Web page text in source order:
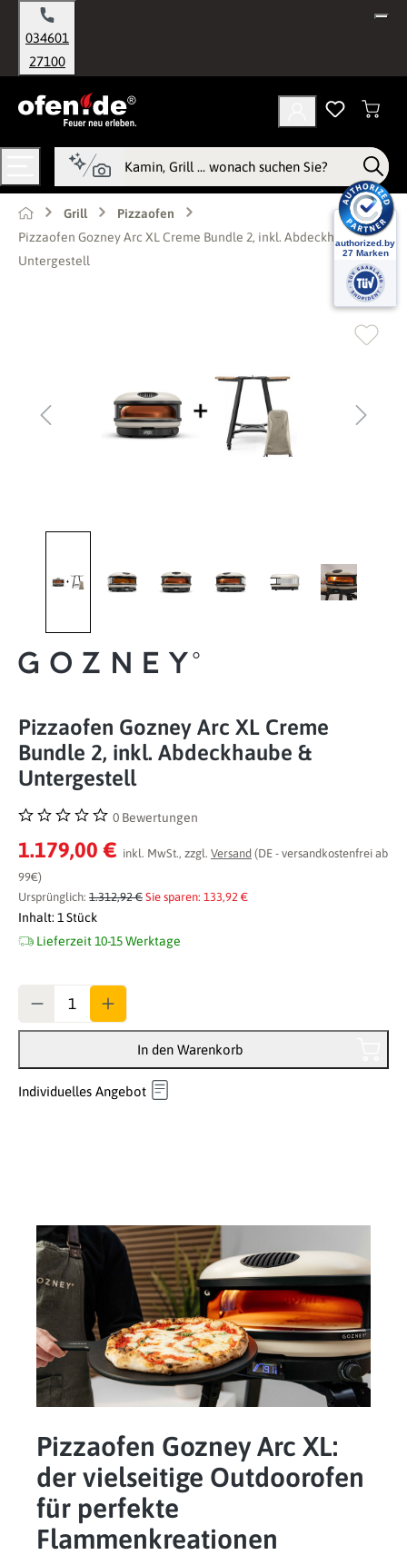
springen
034601
27100
Grill
Pizzaofen
Pizzaofen Gozney Arc XL Creme Bundle 2, inkl. Abdeckhaube &
Untergestell
Pizzaofen Gozney Arc XL Creme
Bundle 2, inkl. Abdeckhaube &
Untergestell
Durchschnittliche Bewertung von 0 von 5 Sternen
0 Bewertungen
1.179,00 € inkl. MwSt., zzgl. Versand (DE - versandkostenfrei ab
99€)
Ursprünglich: 1.312,92 € Sie sparen: 133,92 €
Inhalt: 1 Stück
Lieferzeit 10-15 Werktage
In den Warenkorb
Individuelles Angebot
Pizzaofen Gozney Arc XL:
der vielseitige Outdoorofen
für perfekte
Flammenkreationen